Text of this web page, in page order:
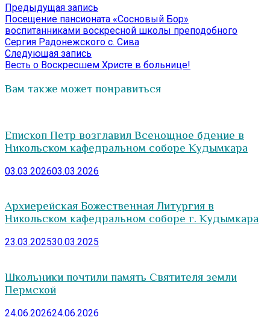
Навигация
по
записям
Предыдущая запись
запись:
Посещение пансионата «Сосновый Бор»
воспитанниками воскресной школы преподобного
Сергия Радонежского с. Сива
Следующая запись
запись:
Весть о Воскресшем Христе в больнице!
Вам также может понравиться
Епископ Петр возглавил Всенощное бдение в
Никольском кафедральном соборе Кудымкара
03.03.202603.03.2026
Архиерейская Божественная Литургия в
Никольском кафедральном соборе г. Кудымкара
23.03.202530.03.2025
Школьники почтили память Святителя земли
Пермской
24.06.202624.06.2026